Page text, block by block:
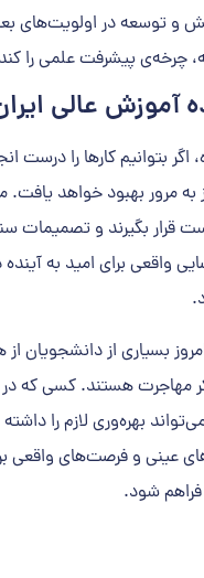
و توسعه در اولویت‌های
چرخه‌ی پیشرفت علمی را
آموزش عالی
اگر بتوانیم کارها را درست
به مرور بهبود خواهد
قرار بگیرند و تصمیمات
واقعی برای امید به آینده
بسیاری از دانشجویان از
مهاجرت هستند. کسی که در
بهره‌وری لازم را
عینی و فرصت‌های واقعی
شود.